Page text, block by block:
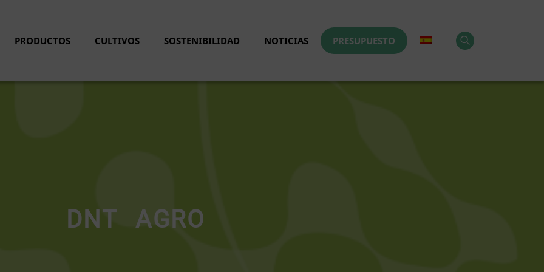
PRODUCTOS CULTIVOS SOSTENIBILIDAD NOTICIAS PRESUPUESTO
DNT AGRO